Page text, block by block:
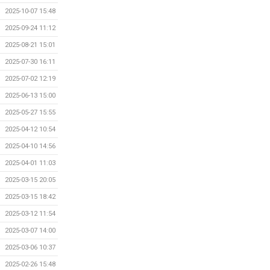
2025-10-07 15:48
2025-09-24 11:12
2025-08-21 15:01
2025-07-30 16:11
2025-07-02 12:19
2025-06-13 15:00
2025-05-27 15:55
2025-04-12 10:54
2025-04-10 14:56
2025-04-01 11:03
2025-03-15 20:05
2025-03-15 18:42
2025-03-12 11:54
2025-03-07 14:00
2025-03-06 10:37
2025-02-26 15:48